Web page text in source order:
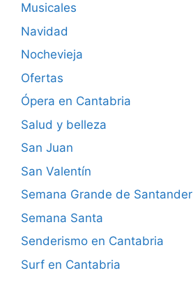
Musicales
Navidad
Nochevieja
Ofertas
Ópera en Cantabria
Salud y belleza
San Juan
San Valentín
Semana Grande de Santander
Semana Santa
Senderismo en Cantabria
Surf en Cantabria